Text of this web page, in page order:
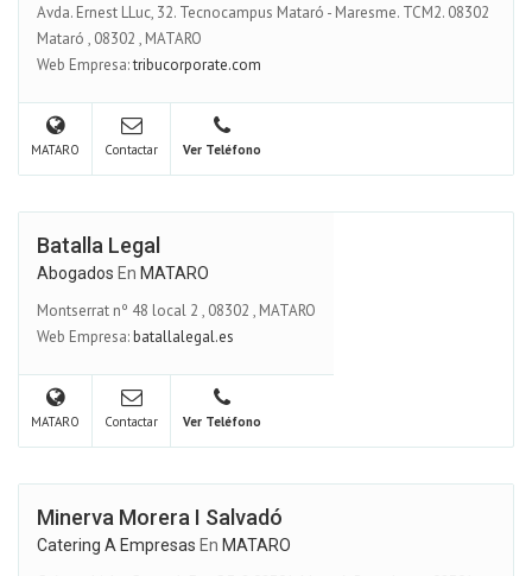
Avda. Ernest LLuc, 32. Tecnocampus Mataró - Maresme. TCM2. 08302
Mataró , 08302 , MATARO
Web Empresa:tribucorporate.com
MATARO Contactar Ver Teléfono
Batalla Legal
Abogados En MATARO
Montserrat nº 48 local 2 , 08302 , MATARO
Web Empresa:batallalegal.es
MATARO Contactar Ver Teléfono
Minerva Morera I Salvadó
Catering A Empresas En MATARO